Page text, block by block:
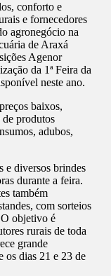
conforto e
e fornecedores
agronegócio na
de Araxá
Agenor
da 1ª Feira da
neste ano.
baixos,
produtos
adubos,
e diversos brindes
durante a feira.
também
com sorteios
objetivo é
rurais de toda
grande
os dias 21 e 23 de